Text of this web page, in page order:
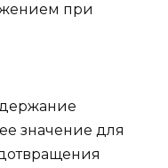
при
значение для